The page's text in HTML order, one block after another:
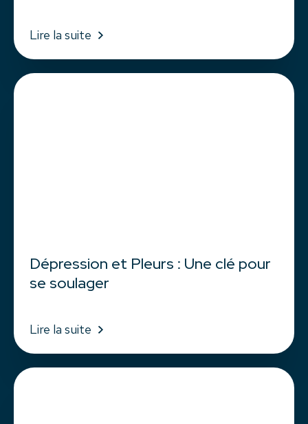
Lire la suite
Dépression et Pleurs : Une clé pour
se soulager
Lire la suite